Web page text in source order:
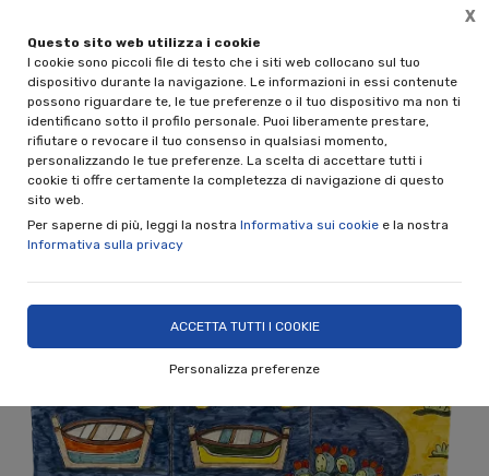
Questo sito web utilizza i cookie
I cookie sono piccoli file di testo che i siti web collocano sul tuo
dispositivo durante la navigazione. Le informazioni in essi contenute
possono riguardare te, le tue preferenze o il tuo dispositivo ma non ti
identificano sotto il profilo personale. Puoi liberamente prestare,
rifiutare o revocare il tuo consenso in qualsiasi momento,
personalizzando le tue preferenze. La scelta di accettare tutti i
cookie ti offre certamente la completezza di navigazione di questo
sito web.
Per saperne di più, leggi la nostra Informativa sui cookie e la nostra
Informativa sulla privacy
ACCETTA TUTTI I COOKIE
Personalizza preferenze
X
Spedizione gratuita per acquisti superiori a € 89,00 IVA incl.
(solo per spedizioni in Italia)